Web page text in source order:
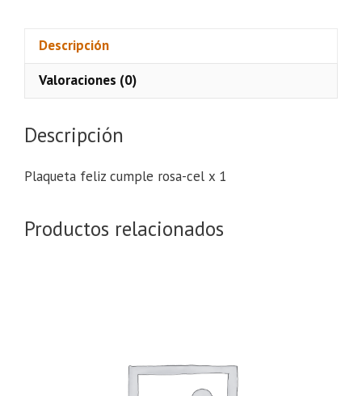
x
cantidad
Descripción
Valoraciones (0)
Descripción
Plaqueta feliz cumple rosa-cel x 1
Productos relacionados